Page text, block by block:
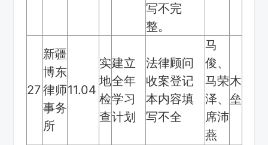
写不完
整。
27
新疆
博东
律师
事务
所
11.04
实
地
检
查
建立
全年
学习
计划
法律顾问
收案登记
本内容填
写不全
马
俊、
马荣
泽、
席沛
燕
木
垒